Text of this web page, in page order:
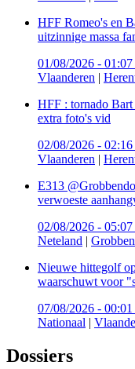
HFF Romeo's en
uitzinnige massa
01/08/2026 - 01:07
Vlaanderen |
HFF : tornado Bart
extra foto's vid
02/08/2026 - 02:16
Vlaanderen |
E313
verwoeste
02/08/2026 - 05:07
Neteland |
Nieuwe hittegolf
waarschuwt voor
07/08/2026 - 00:01
Nationaal |
Dossiers